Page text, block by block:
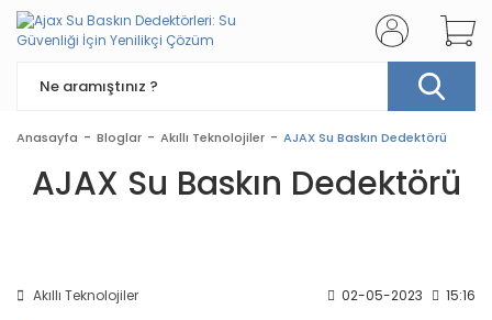
Anasayfa Bloglar Akıllı Teknolojiler AJAX Su Baskın Dedektörü
AJAX Su Baskın Dedektörü
Akıllı Teknolojiler 02-05-2023 15:16